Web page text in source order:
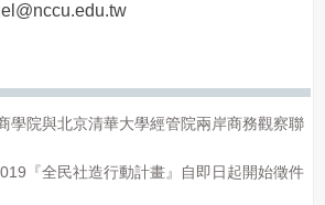
學院與北京清華大學經管院兩岸商務觀察聯
『全民社造行動計畫』自即日起開始徵件